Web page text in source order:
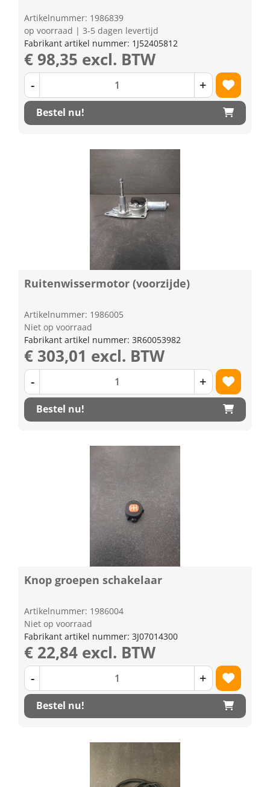
Artikelnummer: 1986839
op voorraad | 3-5 dagen levertijd
Fabrikant artikel nummer: 1J52405812
€ 98,35 excl. BTW
- +
Bestel nu!
Ruitenwissermotor (voorzijde)
Artikelnummer: 1986005
Niet op voorraad
Fabrikant artikel nummer: 3R60053982
€ 303,01 excl. BTW
- +
Bestel nu!
Knop groepen schakelaar
Artikelnummer: 1986004
Niet op voorraad
Fabrikant artikel nummer: 3J07014300
€ 22,84 excl. BTW
- +
Bestel nu!